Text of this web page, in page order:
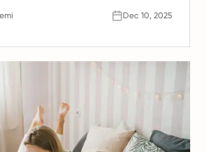
para equipos españoles.
Dec 10, 2025